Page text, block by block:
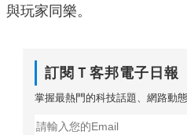
與玩家同樂。
訂閱Ｔ客邦電子日報
掌握最熱門的科技話題、網路動